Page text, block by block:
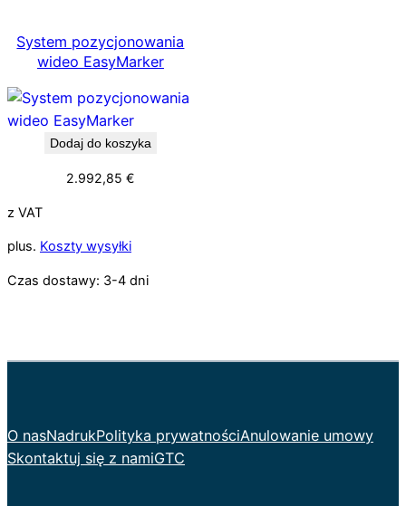
System pozycjonowania
wideo EasyMarker
Dodaj do koszyka
2.992,85€
z VAT
plus. Koszty wysyłki
Czas dostawy: 3-4 dni
O nasNadrukPolityka prywatnościAnulowanie umowy
Skontaktuj się z namiGTC